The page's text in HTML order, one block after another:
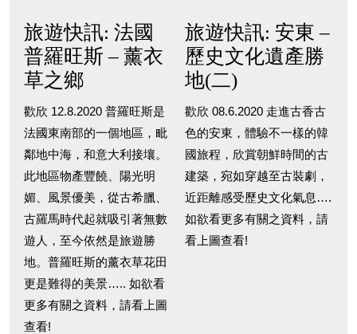
旅遊快訊: 法國
普羅旺斯 – 薰衣
草之鄉
歡欣 12.8.2020 普羅旺斯是
法國東南部的一個地區，毗
鄰地中海，和意大利接壤。
此地區物產豐饒、陽光明
媚、風景優美，從古希臘、
古羅馬時代起就吸引著無數
遊人，至今依然是旅遊勝
地。普羅旺斯的薰衣草花田
更是難得的美景….. 如欲看
更多有關之資料，請看上圖
查看!
旅遊快訊: 安東 –
歷史文化遺產勝
地(二)
歡欣 08.6.2020 走進古香古
色的安東，體驗不一樣的韓
國旅程，欣賞朝鮮時間的古
建築，宛如穿越至古裝劇，
近距離感受歷史文化氣息….
如欲看更多有關之資料，請
看上圖查看!